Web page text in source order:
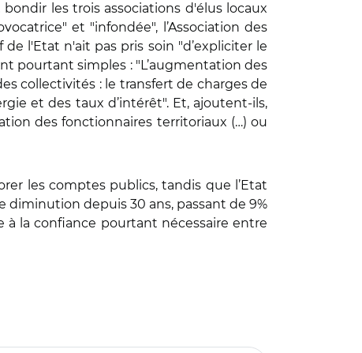
les trois associations d'élus locaux
et "infondée", l’Association des
l'Etat n'ait pas pris soin "d’expliciter le
pourtant simples : "L’augmentation des
collectivités : le transfert de charges de
et des taux d’intérêt". Et, ajoutent-ils,
des fonctionnaires territoriaux (…) ou
les comptes publics, tandis que l’Etat
depuis 30 ans, passant de 9%
à la confiance pourtant nécessaire entre